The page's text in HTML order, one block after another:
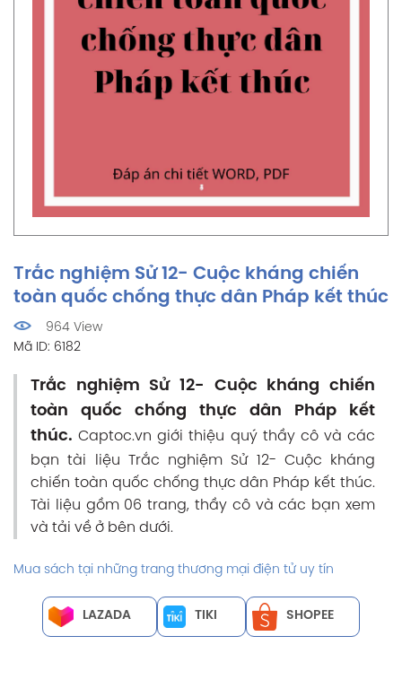
Trắc nghiệm Sử 12- Cuộc kháng chiến
toàn quốc chống thực dân Pháp kết thúc
964 View
Mã ID: 6182
Trắc nghiệm Sử 12- Cuộc kháng chiến
toàn quốc chống thực dân Pháp kết
thúc. Captoc.vn giới thiệu quý thầy cô và các
bạn tài liệu Trắc nghiệm Sử 12- Cuộc kháng
chiến toàn quốc chống thực dân Pháp kết thúc.
Tài liệu gồm 06 trang, thầy cô và các bạn xem
và tải về ở bên dưới.
Mua sách tại những trang thương mại điện tử uy tín
LAZADA TIKI SHOPEE